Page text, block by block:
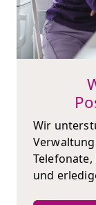
Wir
und